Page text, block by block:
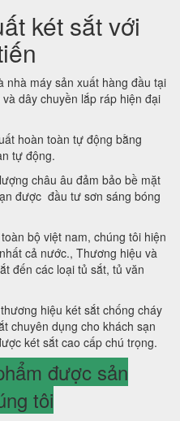
két sắt với
nhà máy sản xuất hàng đầu tại
dây chuyền lắp ráp hiện đại
hoàn toàn tự động bằng
tự động.
châu âu đảm bảo bề mặt
được đầu tư sơn sáng bóng
bộ việt nam, chúng tôi hiện
cả nước., Thương hiệu và
đến các loại tủ sắt, tủ văn
hiệu két sắt chống cháy
chuyên dụng cho khách sạn
két sắt cao cấp chú trọng.
được sản
tôi